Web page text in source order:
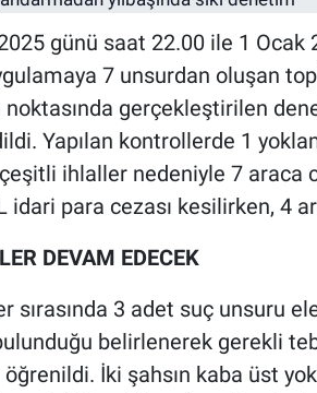
günü saat 22.00 ile 1 Ocak
7 unsurdan oluşan
gerçekleştirilen
Yapılan kontrollerde 1
ihlaller nedeniyle 7 araca
idari para cezası kesilirken, 4
DEVAM EDECEK
sırasında 3 adet suç unsuru
belirlenerek gerekli
öğrenildi. İki şahsın kaba üst